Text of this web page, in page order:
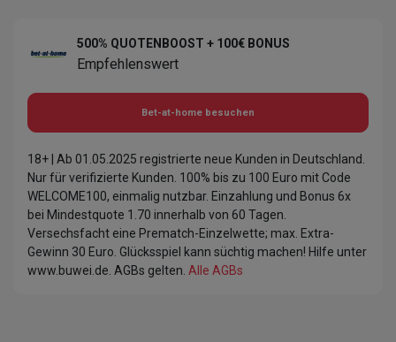
500% QUOTENBOOST + 100€ BONUS
Empfehlenswert
Bet-at-home besuchen
18+ | Ab 01.05.2025 registrierte neue Kunden in Deutschland.
Nur für verifizierte Kunden. 100% bis zu 100 Euro mit Code
WELCOME100, einmalig nutzbar. Einzahlung und Bonus 6x
bei Mindestquote 1.70 innerhalb von 60 Tagen.
Versechsfacht eine Prematch-Einzelwette; max. Extra-
Gewinn 30 Euro. Glücksspiel kann süchtig machen! Hilfe unter
www.buwei.de. AGBs gelten. Alle AGBs